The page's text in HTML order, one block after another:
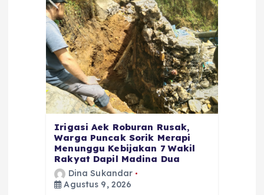
Irigasi Aek Roburan Rusak,
Warga Puncak Sorik Merapi
Menunggu Kebijakan 7 Wakil
Rakyat Dapil Madina Dua
Dina Sukandar
Agustus 9, 2026